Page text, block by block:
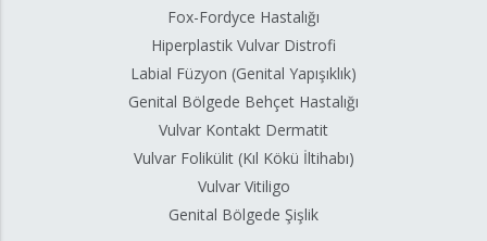
Fox-Fordyce Hastalığı
Hiperplastik Vulvar Distrofi
Labial Füzyon (Genital Yapışıklık)
Genital Bölgede Behçet Hastalığı
Vulvar Kontakt Dermatit
Vulvar Folikülit (Kıl Kökü İltihabı)
Vulvar Vitiligo
Genital Bölgede Şişlik